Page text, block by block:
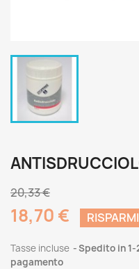
20,33 €
18,70 €
Tasse incluse
Spedito in
pagamento